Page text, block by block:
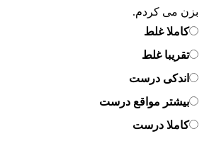
بزن می کردم.
کاملا غلط
تقریبا غلط
اندکی درست
بیشتر مواقع درست
کاملا درست